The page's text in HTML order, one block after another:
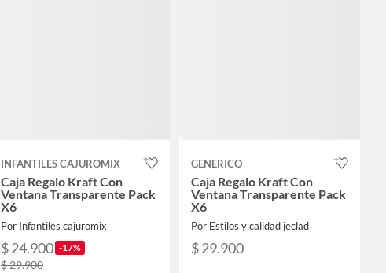
INFANTILES CAJUROMIX
Caja Regalo Kraft Con
Ventana Transparente Pack
X6
Por Infantiles cajuromix
$ 24.900 -17%
$ 29.900
GENERICO
Caja Regalo Kraft Con
Ventana Transparente Pack
X6
Por Estilos y calidad jeclad
$ 29.900